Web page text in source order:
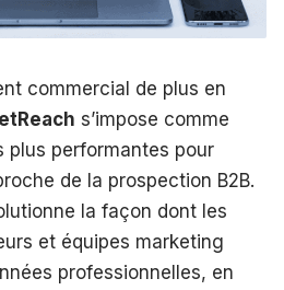
commercial de plus en
s’impose comme
plus performantes pour
de la prospection B2B.
la façon dont les
et équipes marketing
professionnelles, en